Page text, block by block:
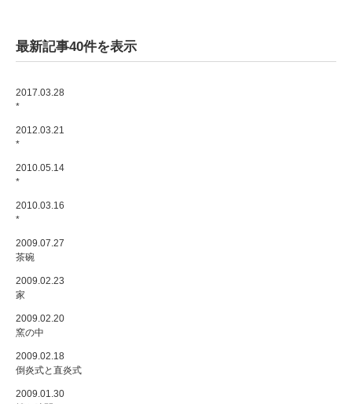
最新記事40件を表示
2017.03.28
*
2012.03.21
*
2010.05.14
*
2010.03.16
*
2009.07.27
茶碗
2009.02.23
家
2009.02.20
窯の中
2009.02.18
倒炎式と直炎式
2009.01.30